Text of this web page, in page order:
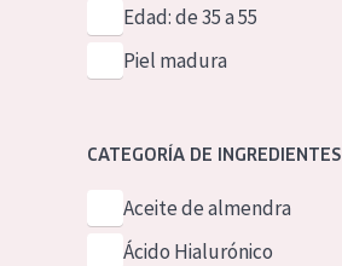
Edad: de 35 a 55
Piel madura
CATEGORÍA DE INGREDIENTES
Aceite de almendra
Ácido Hialurónico